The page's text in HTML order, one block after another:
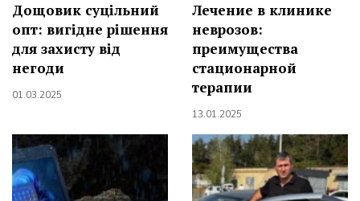
Дощовик суцільний
опт: вигідне рішення
для захисту від
негоди
01.03.2025
Лечение в клинике
неврозов:
преимущества
стационарной
терапии
13.01.2025